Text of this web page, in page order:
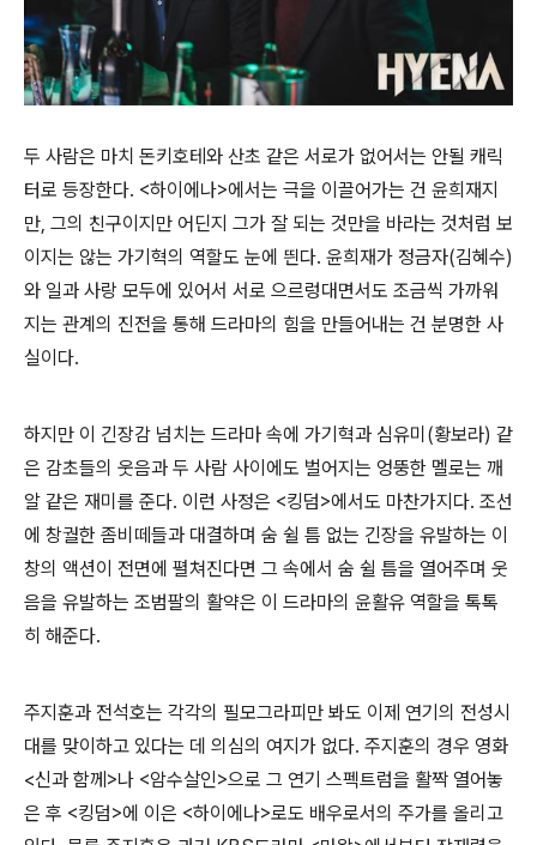
두 사람은 마치 돈키호테와 산초 같은 서로가 없어서는 안될 캐릭
터로 등장한다. <하이에나>에서는 극을 이끌어가는 건 윤희재지
만, 그의 친구이지만 어딘지 그가 잘 되는 것만을 바라는 것처럼 보
이지는 않는 가기혁의 역할도 눈에 띈다. 윤희재가 정금자(김혜수)
와 일과 사랑 모두에 있어서 서로 으르렁대면서도 조금씩 가까워
지는 관계의 진전을 통해 드라마의 힘을 만들어내는 건 분명한 사
실이다.
하지만 이 긴장감 넘치는 드라마 속에 가기혁과 심유미(황보라) 같
은 감초들의 웃음과 두 사람 사이에도 벌어지는 엉뚱한 멜로는 깨
알 같은 재미를 준다. 이런 사정은 <킹덤>에서도 마찬가지다. 조선
에 창궐한 좀비떼들과 대결하며 숨 쉴 틈 없는 긴장을 유발하는 이
창의 액션이 전면에 펼쳐진다면 그 속에서 숨 쉴 틈을 열어주며 웃
음을 유발하는 조범팔의 활약은 이 드라마의 윤활유 역할을 톡톡
히 해준다.
주지훈과 전석호는 각각의 필모그라피만 봐도 이제 연기의 전성시
대를 맞이하고 있다는 데 의심의 여지가 없다. 주지훈의 경우 영화
<신과 함께>나 <암수살인>으로 그 연기 스펙트럼을 활짝 열어놓
은 후 <킹덤>에 이은 <하이에나>로도 배우로서의 주가를 올리고